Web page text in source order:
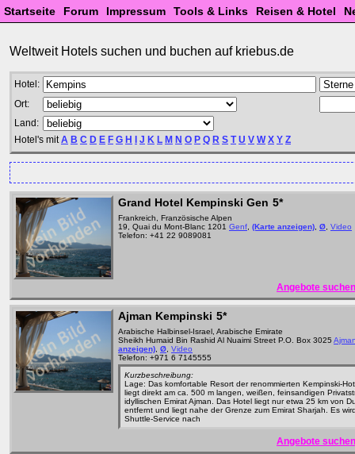
Startseite Forum Impressum Tools & Links Reisen & Hotel
Weltweit Hotels suchen und buchen auf kriebus.de
Hotel:
Ort:
Land:
Hotel's mitA B C D E F G H J K L M N O P Q R S T U V W X Y Z
Grand Hotel Kempinski Gen 5*
Frankreich, Französische Alpen
19, Quai du Mont-Blanc 1201 Genf (Karte anzeigen) Ø Video
Telefon: +41 22 9089081
Angebote
Ajman Kempinski 5*
Arabische Halbinsel-Israel, Arabische Emirate
Sheikh Humaid Bin Rashid Al Nuaimi Street P.O. Box 3025
anzeigen) Ø Video
Telefon: +971 6 7145555
Kurzbeschreibung:
Lage: Das komfortable Resort der renommierten Kempinski-
liegt direkt am ca. 500 m langen, weißen, feinsandigen
idyllischen Emirat Ajman. Das Hotel liegt nur etwa 25 km von
entfernt und liegt nahe der Grenze zum Emirat Sharjah. Es
Shuttle-Service nach
Angebote